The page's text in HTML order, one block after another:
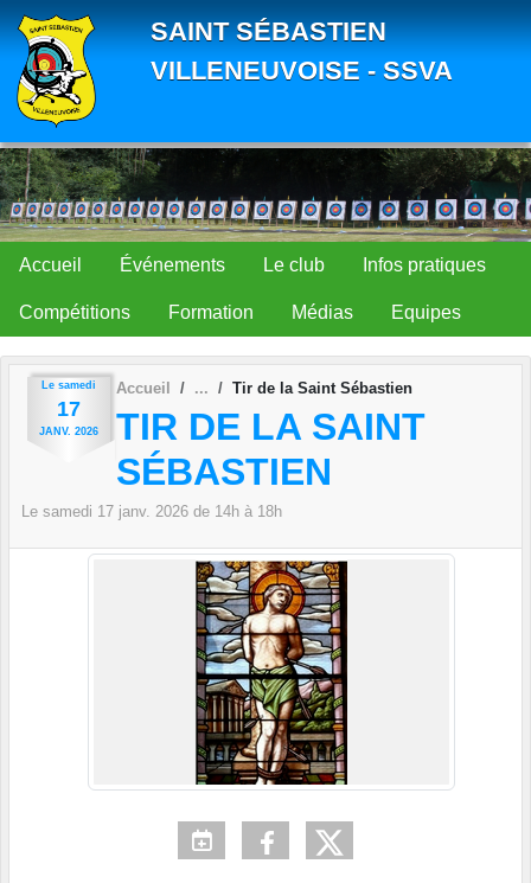
SAINT SÉBASTIEN
VILLENEUVOISE - SSVA
Accueil Événements Le club Infos pratiques
Compétitions Formation Médias Equipes
Le samedi
17
JANV. 2026
Accueil Tir de la Saint Sébastien
TIR DE LA SAINT
SÉBASTIEN
Le samedi 17 janv. 2026 de 14h à 18h
Panneau de gestion des cookies